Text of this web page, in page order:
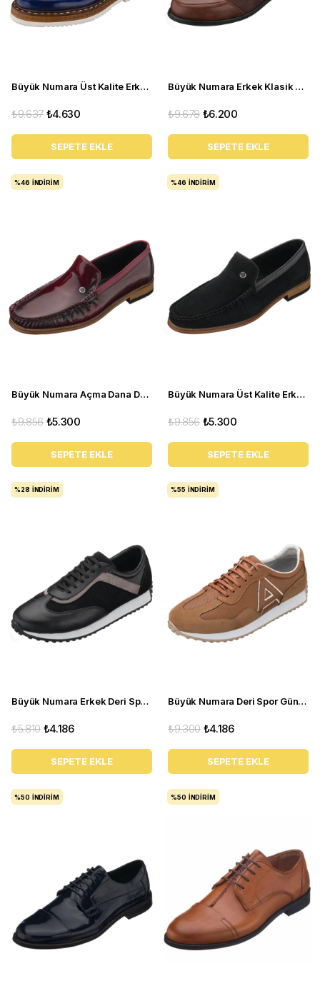
Büyük Numara Üst Kalite Erkek Ayakkabı - ALP76 Lacivert Açma
₺4.630
₺9.637
SEPETE EKLE
Büyük Numara Erkek Klasik Ayakkabı - Tr1071 Kahverengi
₺6.200
₺9.678
SEPETE EKLE
Büyük Numara Açma Dana Derisi Üst Kalite Erkek Ayakkabı - NV02 Bordo Açma
₺5.300
₺9.856
SEPETE EKLE
%46 İNDIRIM
Büyük Numara Üst Kalite Erkek Klasik Ayakkabı - NV02 Siyah süet
₺5.300
₺9.856
SEPETE EKLE
%46 İNDIRIM
Büyük Numara Erkek Deri Spor Ayakkabı - KB77 siyah
₺4.186
₺5.810
SEPETE EKLE
%28 İNDIRIM
Büyük Numara Deri Spor Günlük Ayakkabı - GG18 Kum
₺4.186
₺9.300
SEPETE EKLE
%55 İNDIRIM
%50 İNDIRIM %50 İNDIRIM